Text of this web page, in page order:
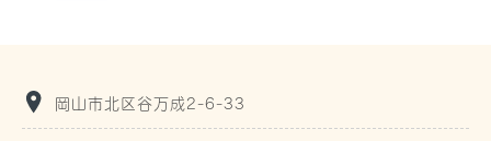
岡山市北区谷万成2-6-33